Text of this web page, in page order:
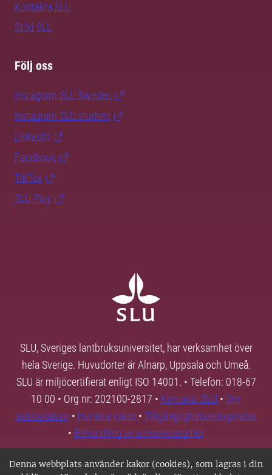
Denna webbplats använder kakor (cookies), som lagras i din
Kontakta SLU
Stöd SLU
Följ oss
Instagram SLU.Sweden
Instagram SLU.student
LinkedIn
Facebook
TikTok
SLU Play
SLU, Sveriges lantbruksuniversitet, har verksamhet över
hela Sverige. Huvudorter är Alnarp, Uppsala och Umeå.
SLU är miljöcertifierat enligt ISO 14001. • Telefon: 018-67
10 00 • Org nr: 202100-2817 • Kontakta SLU • Om
webbplatsen • Hantera kakor • Tillgänglighetsredogörelse
• Behandling av personuppgifter